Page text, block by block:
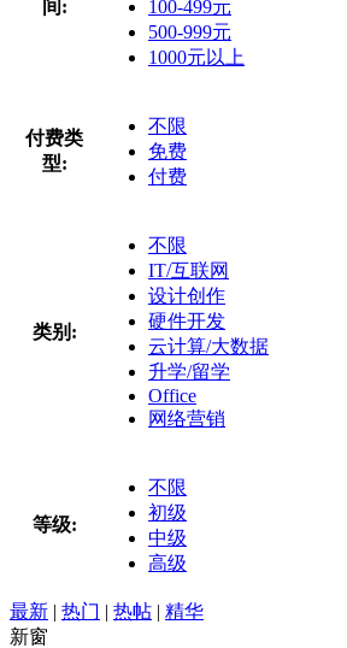
间:
100-499元
500-999元
1000元以上
付费类
型:
不限
免费
付费
类别:
不限
IT/互联网
设计创作
硬件开发
云计算/大数据
升学/留学
Office
网络营销
等级:
不限
初级
中级
高级
最新 | 热门 | 热帖 | 精华
新窗